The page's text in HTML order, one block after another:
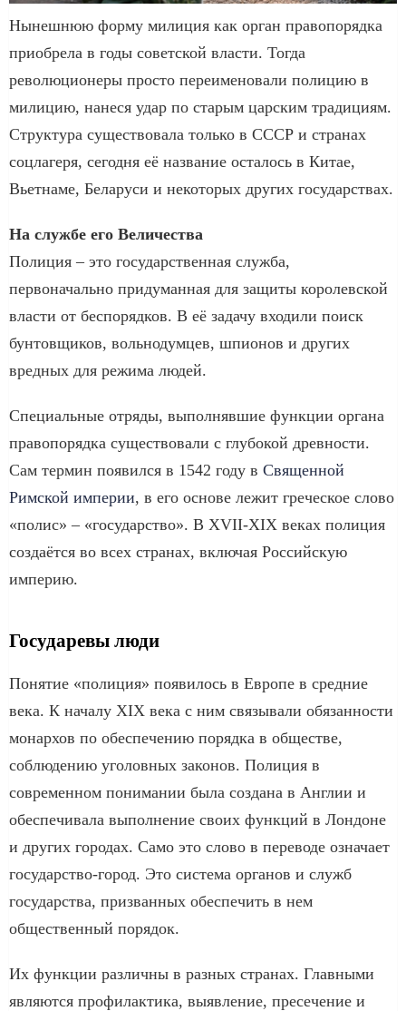
Нынешнюю форму милиция как орган правопорядка
приобрела в годы советской власти. Тогда
революционеры просто переименовали полицию в
милицию, нанеся удар по старым царским традициям.
Структура существовала только в СССР и странах
соцлагеря, сегодня её название осталось в Китае,
Вьетнаме, Беларуси и некоторых других государствах.
На службе его Величества
Полиция – это государственная служба,
первоначально придуманная для защиты королевской
власти от беспорядков. В её задачу входили поиск
бунтовщиков, вольнодумцев, шпионов и других
вредных для режима людей.
Специальные отряды, выполнявшие функции органа
правопорядка существовали с глубокой древности.
Сам термин появился в 1542 году в Священной
Римской империи, в его основе лежит греческое слово
«полис» – «государство». В XVII-XIX веках полиция
создаётся во всех странах, включая Российскую
империю.
Государевы люди
Понятие «полиция» появилось в Европе в средние
века. К началу XIX века с ним связывали обязанности
монархов по обеспечению порядка в обществе,
соблюдению уголовных законов. Полиция в
современном понимании была создана в Англии и
обеспечивала выполнение своих функций в Лондоне
и других городах. Само это слово в переводе означает
государство-город. Это система органов и служб
государства, призванных обеспечить в нем
общественный порядок.
Их функции различны в разных странах. Главными
являются профилактика, выявление, пресечение и